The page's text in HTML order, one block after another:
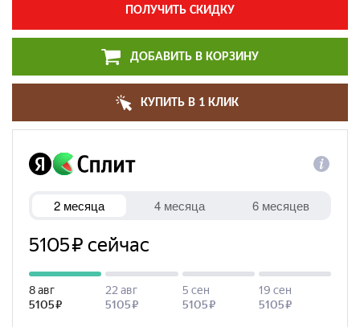
ПОЛУЧИТЬ СКИДКУ
ДОБАВИТЬ В КОРЗИНУ
КУПИТЬ В 1 КЛИК